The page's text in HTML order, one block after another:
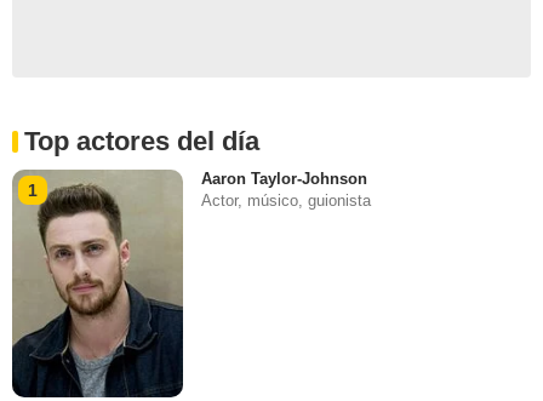
Top actores del día
1
Aaron Taylor-Johnson
Actor, músico, guionista